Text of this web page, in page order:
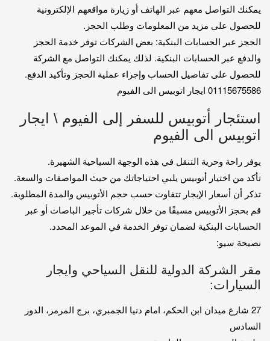
يمكنك التواصل معهم عبر الهاتف أو زيارة مواقعهم الإلكترونية
للحصول على مزيد من المعلومات وطلب الحجز.
الحجز عبر الحسابات البنكية: بعض الشركات توفر خدمة الحجز
والدفع عبر الحسابات البنكية. لذلك يمكنك التواصل مع الشركة
للحصول على تفاصيل الحساب وإجراء عملية الحجز وتأكيد الدفع.
01115675586 ايجار اتوبيس الى الفيوم
استئجار أتوبيس للسفر إلى الفيوم \ ايجار
اتوبيس الى الفيوم
يوفر راحة وحرية التنقل في هذه الوجهة السياحية الشهيرة.
تأكد من اختيار أتوبيس يلبي احتياجاتك من حيث المواصفات والسعة.
تذكر أن أسعار الإيجار تتفاوت حسب حجم الأتوبيس والمدة المطلوبة.
قم بحجز الأتوبيس مسبقًا من خلال شركات تأجير الباصات أو عبر
الحسابات البنكية لضمان توفر الخدمة في الموعد المحدد.
نصيحة سيو:
مقر الشركة الدولية للنقل السياحي وايجار
السيارات:
27 شارع ميدان ابن الحكم، امام دنيا الجمبري، برج المرمر، الدور
السادس